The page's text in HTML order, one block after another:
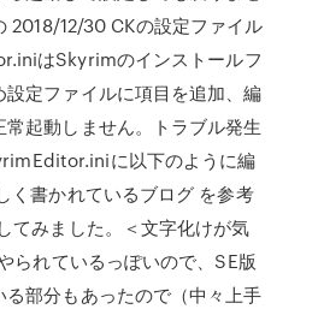
2018/12/30 CKの設定ファイル
はSkyrimのインストールフ
設定ファイルに項目を追加、編
起動しません。トラブル発生
に以下のように編
く書かれているブログ を参考
てみました。＜文字化けが気
られているっぽいので、SE版
部分もあったので（中々上手